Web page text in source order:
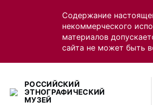
Содержание
некоммерческого
материалов
сайта не может быть
РОССИЙСКИЙ
ЭТНОГРАФИЧЕСКИЙ
МУЗЕЙ